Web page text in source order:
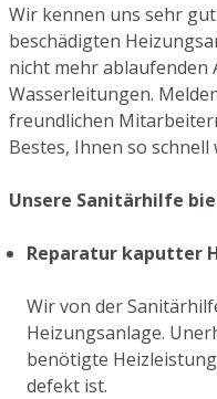
Wir kennen uns sehr
beschädigten
nicht mehr ablaufenden
Wasserleitungen.
freundlichen
Bestes, Ihnen so
Unsere Sanitärhilfe
Reparatur kaputter
Wir von der
Heizungsanlage.
benötigte
defekt ist.